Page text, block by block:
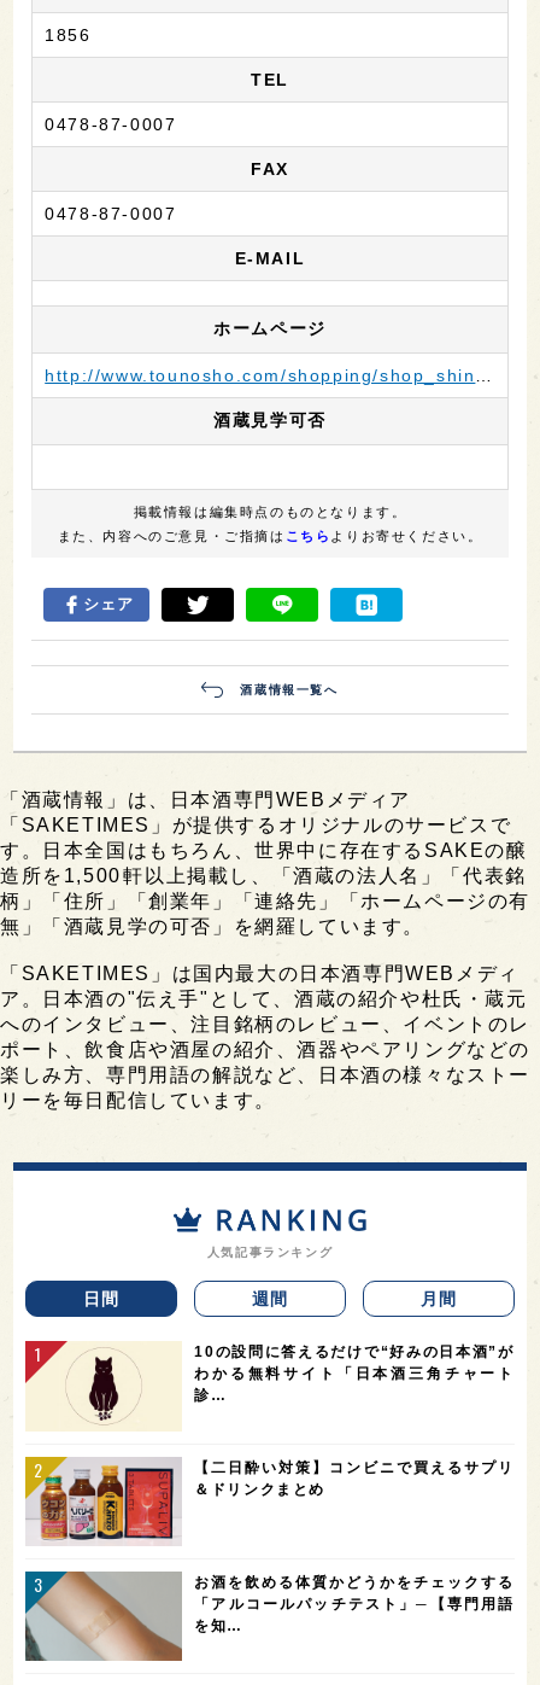
1856
TEL
0478-87-0007
FAX
0478-87-0007
E-MAIL
ホームページ
酒蔵見学可否
掲載情報は編集時点のものとなります。
また、内容へのご意見・ご指摘は こちら よりお寄せください。
シェア
酒蔵情報一覧へ
「酒蔵情報」は、日本酒専門WEBメディア
「SAKETIMES」が提供するオリジナルのサービスで
す。日本全国はもちろん、世界中に存在するSAKEの醸
造所を1,500軒以上掲載し、「酒蔵の法人名」「代表銘
柄」「住所」「創業年」「連絡先」「ホームページの有
無」「酒蔵見学の可否」を網羅しています。
「SAKETIMES」は国内最大の日本酒専門WEBメディ
ア。日本酒の"伝え手"として、酒蔵の紹介や杜氏・蔵元
へのインタビュー、注目銘柄のレビュー、イベントのレ
ポート、飲食店や酒屋の紹介、酒器やペアリングなどの
楽しみ方、専門用語の解説など、日本酒の様々なストー
リーを毎日配信しています。
人気記事ランキング
日間 週間 月間
10の設問に答えるだけで“好みの日本酒”が
わかる無料サイト「日本酒三角チャート
診…
【二日酔い対策】コンビニで買えるサプリ
＆ドリンクまとめ
お酒を飲める体質かどうかをチェックする
「アルコールパッチテスト」─【専門用語
を知…